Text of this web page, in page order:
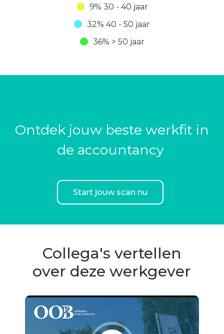
9% 30 - 40 jaar
32% 40 - 50 jaar
36% > 50 jaar
Ontdek jouw beste werkfit in
de accountancy
Start jouw scan nu
Collega's vertellen
over deze werkgever